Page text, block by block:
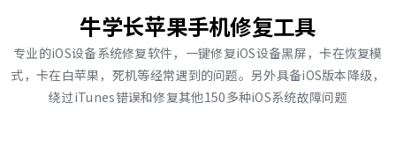
牛学长苹果手机修复工具
专业的iOS设备系统修复软件，一键修复iOS设备黑屏，卡在恢复模
式，卡在白苹果，死机等经常遇到的问题。另外具备iOS版本降级，
绕过iTunes错误和修复其他150多种iOS系统故障问题